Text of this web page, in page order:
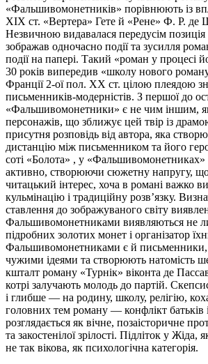
«Фальшивомонетників» порівнюють із
XIX ст. «Вертера» Гете й «Рене» Ф. P. де
Незвичною видавалася передусім позиція
зображав одночасно події та зусилля
події на папері. Такий «роман у процесі
30 років випередив «школу нового
Франції 2-ої пол. XX ст. цілою плеядою
письменників-модерністів. З першої до
«Фальшивомонетники» є не чим іншим, як
персонажів, що зближує цей твір із
присутня розповідь від автора, яка
дистанцію між письменником та його
соті «Болота» , у «Фальшивомонетниках»
активно, створюючи сюжетну напругу,
читацький інтерес, хоча в романі важко
кульмінацію і традиційну розв’язку.
ставлення до зображуваного світу
Фальшивомонетниками виявляються не
підробних золотих монет і організатор
Фальшивомонетниками є й письменники,
чужими ідеями та створюють натомість
кшталт роману «Турнік» віконта де
котрі залучають молодь до партій.
і глибше — на родину, школу, релігію,
головних тем роману — конфлікт батьків
розглядається як вічне, позаісторичне
та закостенілої зрілості. Підліток у Жіда,
не так вікова, як психологічна категорія.